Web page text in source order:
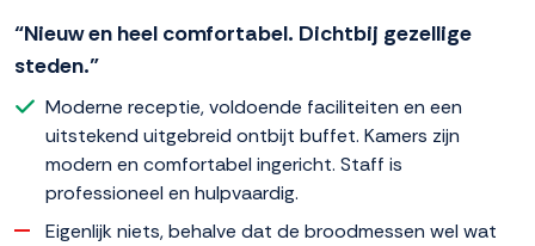
“Nieuw en heel comfortabel. Dichtbij gezellige
steden.”
Moderne receptie, voldoende faciliteiten en een
uitstekend uitgebreid ontbijt buffet. Kamers zijn
modern en comfortabel ingericht. Staff is
professioneel en hulpvaardig.
Eigenlijk niets, behalve dat de broodmessen wel wat